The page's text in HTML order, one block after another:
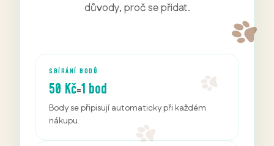
důvody, proč se přidat.
SBÍRÁNÍ BODŮ
50 Kč=1 bod
Body se připisují automaticky při každém
nákupu.